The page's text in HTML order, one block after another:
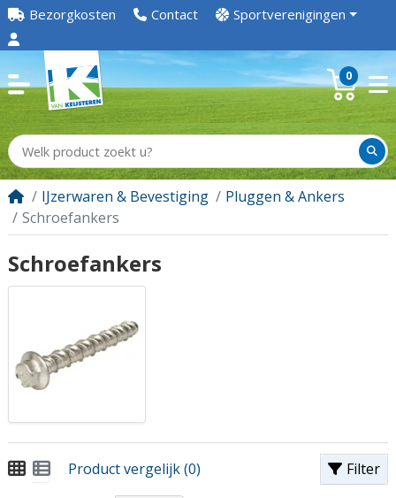
Bezorgkosten Contact Sportverenigingen
0
IJzerwaren & Bevestiging
Pluggen & Ankers
Schroefankers
Schroefankers
Filter
Product vergelijk (0)